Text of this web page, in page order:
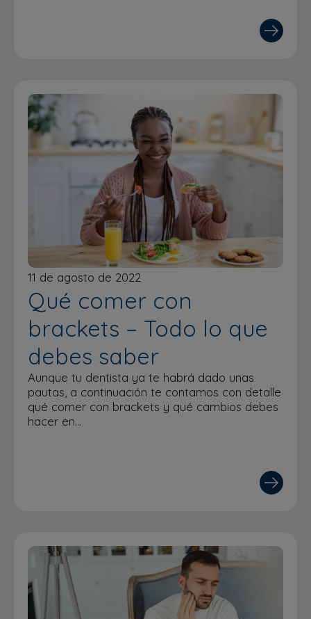
11 de agosto de 2022
Qué comer con
brackets – Todo lo que
debes saber
Aunque tu dentista ya te habrá dado unas
pautas, a continuación te contamos con detalle
qué comer con brackets y qué cambios debes
hacer en…